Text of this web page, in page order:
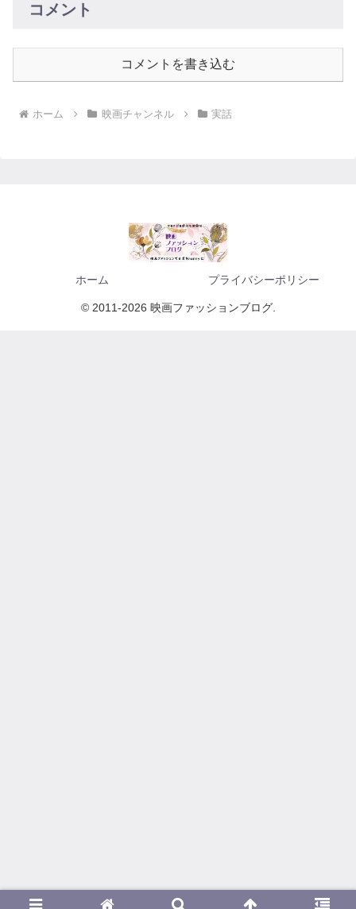
コメント
コメントを書き込む
ホーム 映画チャンネル 実話
ホーム プライバシーポリシー
© 2011-2026 映画ファッションブログ.